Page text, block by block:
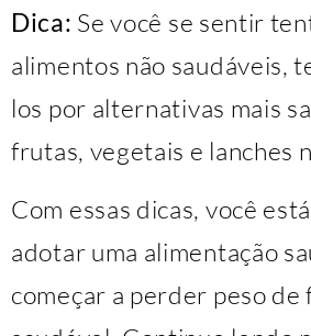
Dica: Se você se sentir
alimentos não saudáveis,
los por alternativas mais
frutas, vegetais e lanches
Com essas dicas, você
adotar uma alimentação
começar a perder peso de